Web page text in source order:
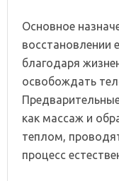
Основное
восстановлении
благодаря
освобождать
как массаж и
теплом,
процесс